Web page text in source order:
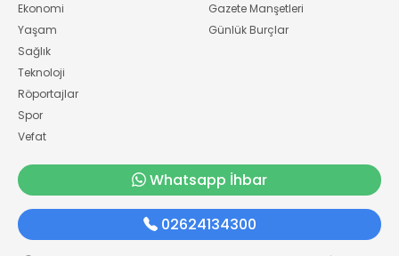
Ekonomi
Yaşam
Sağlık
Teknoloji
Röportajlar
Spor
Vefat
Gazete Manşetleri
Günlük Burçlar
Whatsapp İhbar
02624134300